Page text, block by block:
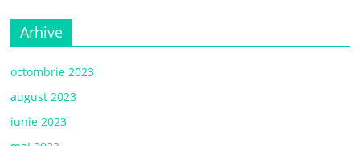
Arhive
octombrie 2023
august 2023
iunie 2023